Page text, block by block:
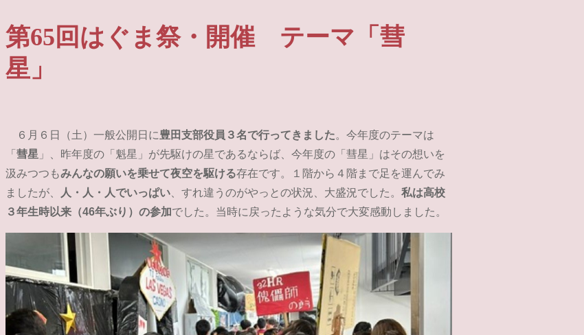
第65回はぐま祭・開催 テーマ「彗
星」
６月６日（土）一般公開日に豊田支部役員３名で行ってきました。今年度のテーマは
「 彗星 」、昨年度の「魁星」が先駆けの星であるならば、今年度の「彗星」はその想いを
汲みつつもみんなの願いを乗せて夜空を駆ける存在です。１階から４階まで足を運んでみ
ましたが、
人・人・人でいっぱい 、すれ違うのがやっとの状況、大盛況でした。 私は高校
３年生時以来（46年ぶり）の参加でした。当時に戻ったような気分で大変感動しました。